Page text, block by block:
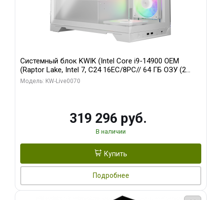
Системный блок KWIK (Intel Core i9-14900 OEM
(Raptor Lake, Intel 7, C24 16EC/8PC// 64 ГБ ОЗУ (2
модуля)/ Gigabyte RTX5080 XTREME WATERFORCE
Модель: KW-Live0070
319 296 руб.
В наличии
Купить
Подробнее